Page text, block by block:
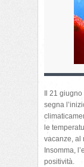
Il 21 giugno
segna
le
vacanze, al
Insomma,
positività.